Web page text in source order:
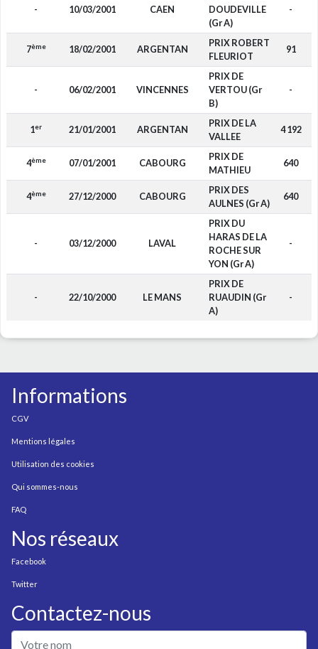
- 10/03/2001 CAEN
DOUDEVILLE
(Gr A)
-
7ème 18/02/2001 ARGENTAN
PRIX ROBERT
FLEURIOT
91
- 06/02/2001 VINCENNES
PRIX DE
VERTOU (Gr
B)
-
1er 21/01/2001 ARGENTAN
PRIX DE LA
VALLEE
4 192
4ème 07/01/2001 CABOURG
PRIX DE
MATHIEU
640
4ème 27/12/2000 CABOURG
PRIX DES
AULNES (Gr A)
640
- 03/12/2000 LAVAL
PRIX DU
HARAS DE LA
ROCHE SUR
YON (Gr A)
-
- 22/10/2000 LE MANS
PRIX DE
RUAUDIN (Gr
A)
-
Informations
CGV
Mentions légales
Utilisation des cookies
Qui sommes-nous
FAQ
Nos réseaux
Facebook
Twitter
Contactez-nous